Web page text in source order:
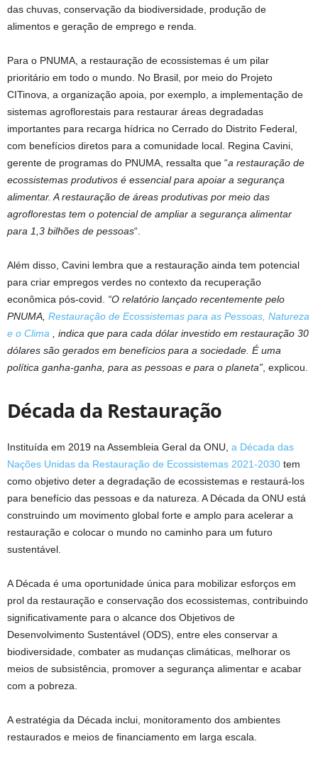
das chuvas, conservação da biodiversidade, produção de
alimentos e geração de emprego e renda.
Para o PNUMA, a restauração de ecossistemas é um pilar
prioritário em todo o mundo. No Brasil, por meio do Projeto
CITinova, a organização apoia, por exemplo, a implementação de
sistemas agroflorestais para restaurar áreas degradadas
importantes para recarga hídrica no Cerrado do Distrito Federal,
com benefícios diretos para a comunidade local. Regina Cavini,
gerente de programas do PNUMA, ressalta que “a restauração de
ecossistemas produtivos é essencial para apoiar a segurança
alimentar. A restauração de áreas produtivas por meio das
agroflorestas tem o potencial de ampliar a segurança alimentar
para 1,3 bilhões de pessoas“.
Além disso, Cavini lembra que a restauração ainda tem potencial
para criar empregos verdes no contexto da recuperação
econômica pós-covid. “O relatório lançado recentemente pelo
PNUMA, Restauração de Ecossistemas para as Pessoas, Natureza
e o Clima , indica que para cada dólar investido em restauração 30
dólares são gerados em benefícios para a sociedade. É uma
política ganha-ganha, para as pessoas e para o planeta”, explicou.
Década da Restauração
Instituída em 2019 na Assembleia Geral da ONU, a Década das
Nações Unidas da Restauração de Ecossistemas 2021-2030 tem
como objetivo deter a degradação de ecossistemas e restaurá-los
para benefício das pessoas e da natureza. A Década da ONU está
construindo um movimento global forte e amplo para acelerar a
restauração e colocar o mundo no caminho para um futuro
sustentável.
A Década é uma oportunidade única para mobilizar esforços em
prol da restauração e conservação dos ecossistemas, contribuindo
significativamente para o alcance dos Objetivos de
Desenvolvimento Sustentável (ODS), entre eles conservar a
biodiversidade, combater as mudanças climáticas, melhorar os
meios de subsistência, promover a segurança alimentar e acabar
com a pobreza.
A estratégia da Década inclui, monitoramento dos ambientes
restaurados e meios de financiamento em larga escala.